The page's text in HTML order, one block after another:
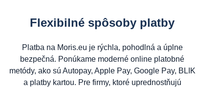
Flexibilné spôsoby platby
Platba na Moris.eu je rýchla, pohodlná a úplne
bezpečná. Ponúkame moderné online platobné
metódy, ako sú Autopay, Apple Pay, Google Pay, BLIK
a platby kartou. Pre firmy, ktoré uprednostňujú